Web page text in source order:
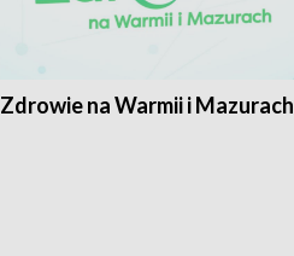
Zdrowie na Warmii i Mazurach